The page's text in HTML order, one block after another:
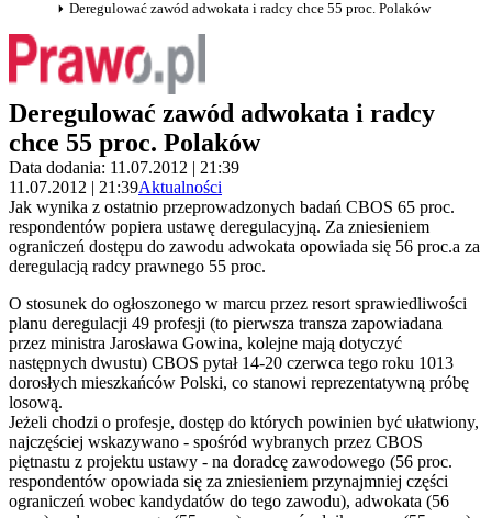
Deregulować zawód adwokata i radcy chce 55 proc. Polaków
Deregulować zawód adwokata i radcy
chce 55 proc. Polaków
Data dodania: 11.07.2012 | 21:39
11.07.2012 | 21:39Aktualności
Jak wynika z ostatnio przeprowadzonych badań CBOS 65 proc.
respondentów popiera ustawę deregulacyjną. Za zniesieniem
ograniczeń dostępu do zawodu adwokata opowiada się 56 proc.a za
deregulacją radcy prawnego 55 proc.
O stosunek do ogłoszonego w marcu przez resort sprawiedliwości
planu deregulacji 49 profesji (to pierwsza transza zapowiadana
przez ministra Jarosława Gowina, kolejne mają dotyczyć
następnych dwustu) CBOS pytał 14-20 czerwca tego roku 1013
dorosłych mieszkańców Polski, co stanowi reprezentatywną próbę
losową.
Jeżeli chodzi o profesje, dostęp do których powinien być ułatwiony,
najczęściej wskazywano - spośród wybranych przez CBOS
piętnastu z projektu ustawy - na doradcę zawodowego (56 proc.
respondentów opowiada się za zniesieniem przynajmniej części
ograniczeń wobec kandydatów do tego zawodu), adwokata (56